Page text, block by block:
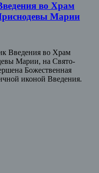
во Храм
Марии
Введения во Храм
Марии, на Свято-
Божественная
иконой Введения.